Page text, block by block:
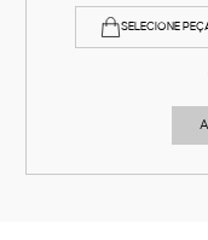
SELECIONE